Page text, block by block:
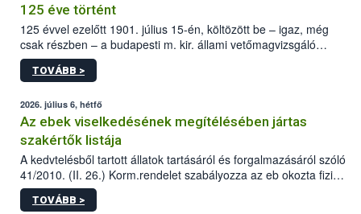
125 éve történt
125 évvel ezelőtt 1901. július 15-én, költözött be – igaz, még
csak részben – a budapesti m. kir. állami vetőmagvizsgáló
állomás a Kis Rókus utca 15. szám alatti, Czigler Győző által
tervezett új épületébe.
TOVÁBB >
2026. július 6, hétfő
Az ebek viselkedésének megítélésében jártas
szakértők listája
A kedvtelésből tartott állatok tartásáról és forgalmazásáról szóló
41/2010. (II. 26.) Korm.rendelet szabályozza az eb okozta fizikai
sérülés, illetve ennek veszélye keletkezésekor felmerülő
hatósági feladatokat, valamint a veszélyes eb tartását és annak
TOVÁBB >